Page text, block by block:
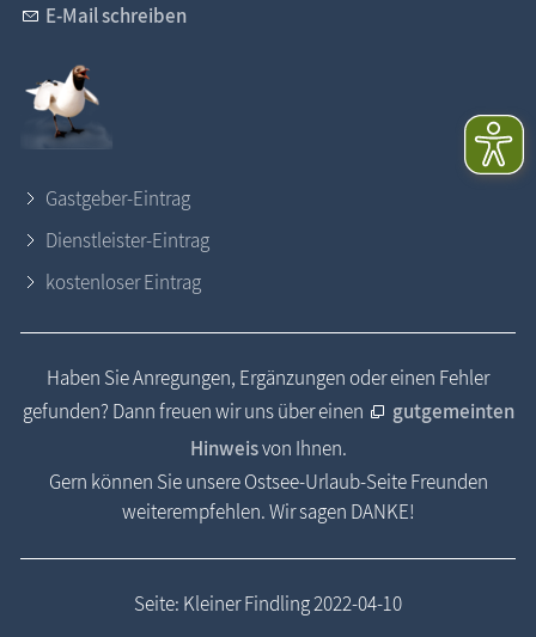
E-Mail schreiben
Gastgeber-Eintrag
Dienstleister-Eintrag
kostenloser Eintrag
Haben Sie Anregungen, Ergänzungen oder einen Fehler
gefunden? Dann freuen wir uns über einen
gutgemeinten
Hinweisvon Ihnen.
Gern können Sie unsere Ostsee-Urlaub-Seite Freunden
weiterempfehlen. Wir sagen DANKE!
Seite: Kleiner Findling 2022-04-10